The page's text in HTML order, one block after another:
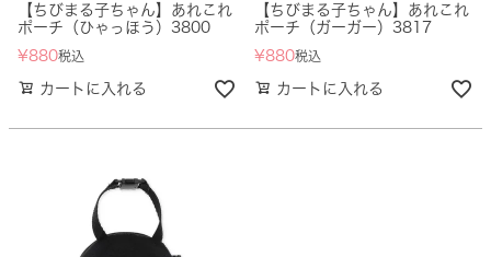
【ちびまる子ちゃん】あれこれ
ポーチ（ひゃっほう）3800
¥880税込
カートに入れる
【ちびまる子ちゃん】あれこれ
ポーチ（ガーガー）3817
¥880税込
カートに入れる